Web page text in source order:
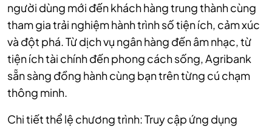
người dùng mới đến khách hàng trung thành cùng
tham gia trải nghiệm hành trình số tiện ích, cảm xúc
và đột phá. Từ dịch vụ ngân hàng đến âm nhạc, từ
tiện ích tài chính đến phong cách sống, Agribank
sẵn sàng đồng hành cùng bạn trên từng cú chạm
thông minh.
Chi tiết thể lệ chương trình: Truy cập ứng dụng